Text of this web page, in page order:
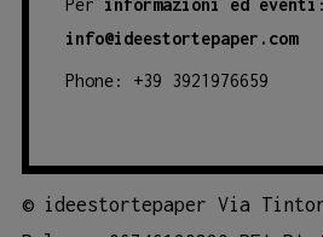
info@ideestortepaper.com
Phone: +39 3921976659
© ideestortepaper Via